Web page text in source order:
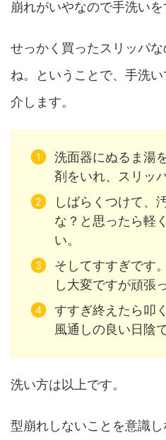
崩れがいやなので手洗いを
せっかく買ったスリッパ
ね。ということで、手洗
介します。
洗面器にぬるま湯
剤をいれ、スリッ
しばらくつけて、
な？と思ったら軽
い。
そしてすすぎです
し大変ですが頑張
すすぎ終えたら叩
風通しの良い日陰
洗い方は以上です。
型崩れしないことを意識